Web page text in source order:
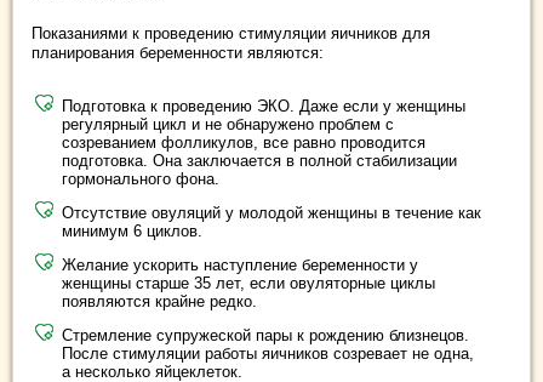
Показаниями к проведению стимуляции яичников для
планирования беременности являются:
Подготовка к проведению ЭКО. Даже если у женщины
регулярный цикл и не обнаружено проблем с
созреванием фолликулов, все равно проводится
подготовка. Она заключается в полной стабилизации
гормонального фона.
Отсутствие овуляций у молодой женщины в течение как
минимум 6 циклов.
Желание ускорить наступление беременности у
женщины старше 35 лет, если овуляторные циклы
появляются крайне редко.
Стремление супружеской пары к рождению близнецов.
После стимуляции работы яичников созревает не одна,
а несколько яйцеклеток.